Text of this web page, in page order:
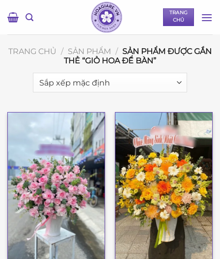
qua
TRANG
CHỦ
TRANG CHỦ / SẢN PHẨM / SẢN PHẨM ĐƯỢC GẮN
THẺ “GIỎ HOA ĐỂ BÀN”